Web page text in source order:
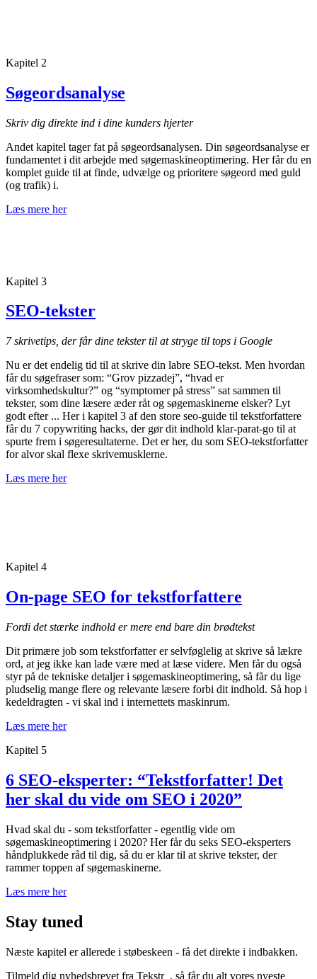
Kapitel 2
Søgeordsanalyse
Skriv dig direkte ind i dine kunders hjerter
Andet kapitel tager fat på søgeordsanalysen. Din søgeordsanalyse er
fundamentet i dit arbejde med søgemaskineoptimering. Her får du en
komplet guide til at finde, udvælge og prioritere søgeord med guld
(og trafik) i.
Læs mere her
Kapitel 3
SEO-tekster
7 skrivetips, der får dine tekster til at stryge til tops i Google
Nu er det endelig tid til at skrive din labre SEO-tekst. Men hvordan
får du søgefraser som: “Grov pizzadej”, “hvad er
virksomhedskultur?” og “symptomer på stress” sat sammen til
tekster, som dine læsere æder råt og søgemaskinerne elsker? Lyt
godt efter ... Her i kapitel 3 af den store seo-guide til tekstforfattere
får du 7 copywriting hacks, der gør dit indhold klar-parat-go til at
spurte frem i søgeresultaterne. Det er her, du som SEO-tekstforfatter
for alvor skal flexe skrivemusklerne.
Læs mere her
Kapitel 4
On-page SEO for tekstforfattere
Fordi det stærke indhold er mere end bare din brødtekst
Dit primære job som tekstforfatter er selvføglelig at skrive så lækre
ord, at jeg ikke kan lade være med at læse videre. Men får du også
styr på de tekniske detaljer i søgemaskineoptimering, så får du lige
pludselig mange flere og relevante læsere forbi dit indhold. Så hop i
kedeldragten - vi skal ind i internettets maskinrum.
Læs mere her
Kapitel 5
6 SEO-eksperter: “Tekstforfatter! Det
her skal du vide om SEO i 2020”
Hvad skal du - som tekstforfatter - egentlig vide om
søgemaskineoptimering i 2020? Her får du seks SEO-eksperters
håndplukkede råd til dig, så du er klar til at skrive tekster, der
rammer toppen af søgemaskinerne.
Læs mere her
Stay tuned
Næste kapitel er allerede i støbeskeen - få det direkte i indbakken.
Tilmeld dig nyhedsbrevet fra Tekstr_, så får du alt vores nyeste